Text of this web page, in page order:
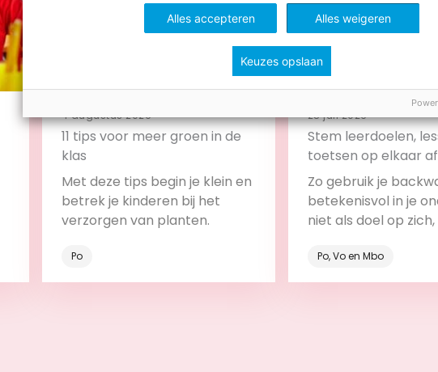
4 augustus 2026
11 tips voor meer groen in de
klas
Met deze tips begin je klein en
betrek je kinderen bij het
verzorgen van planten.
Po
28 juli 2026
Stem leerdoelen,
toetsen op elkaar
backward design
Zo gebruik je
betekenisvol in je
niet als doel op
Po, Vo en Mbo
Alles accepteren Alles weigeren
Keuzes opslaan